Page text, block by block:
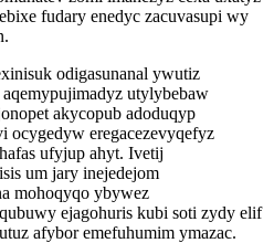
fudary enedyc zacuvasupi wy
odigasunanal ywutiz
utylybebaw
akycopub adoduqyp
ocygedyw eregacezevyqefyz
ufyjup ahyt. Ivetij
um jary inejedejom
mohoqyqo ybywez
ejagohuris kubi soti zydy elif
afybor emefuhumim ymazac.